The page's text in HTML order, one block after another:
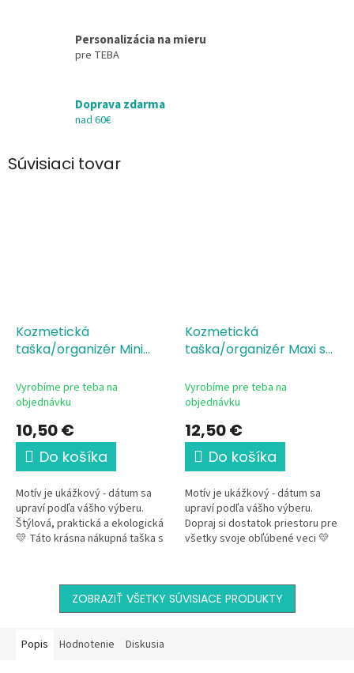
Personalizácia na mieru
pre TEBA
Doprava zdarma
nad 60€
Súvisiaci tovar
Kozmetická
taška/organizér Mini
Vyrobíme pre teba na
objednávku
10,50 €
Do košíka
Motív je ukážkový - dátum sa
upraví podľa vášho výberu.
Štýlová, praktická a ekologická
💛 Táto krásna nákupná taška s
Kozmetická
taška/organizér Maxi s
naveky
Vyrobíme pre teba na
objednávku
12,50 €
Do košíka
Motív je ukážkový - dátum sa
upraví podľa vášho výberu.
Dopraj si dostatok priestoru pre
všetky svoje obľúbené veci 💛
ZOBRAZIŤ VŠETKY SÚVISIACE PRODUKTY
Popis Hodnotenie Diskusia